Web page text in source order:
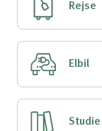
Rejse
Elbil
Studie